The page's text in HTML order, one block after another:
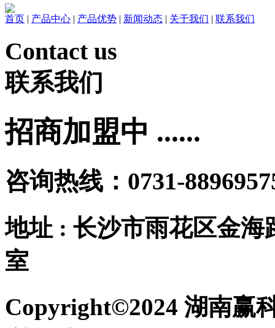
首页 | 产品中心 | 产品优势 | 新闻动态 | 关于我们 | 联系我们
Contact us
联系我们
招商加盟中 ......
咨询热线：0731-
地址 : 长沙市雨花区金海
室
Copyright©2024 湖南赢